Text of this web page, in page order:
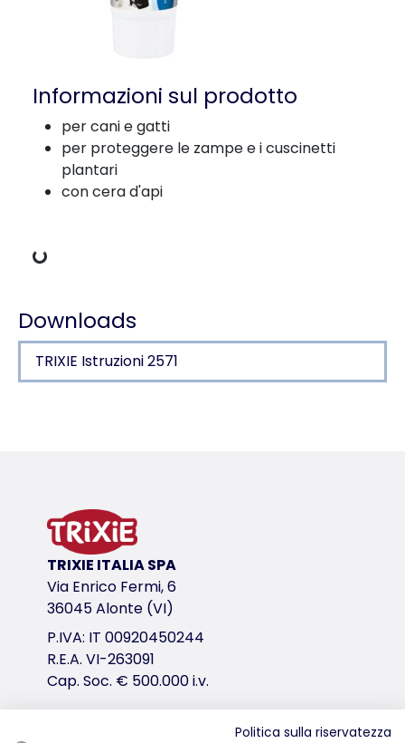
Informazioni sul prodotto
per cani e gatti
per proteggere le zampe e i cuscinetti
plantari
con cera d'api
Dati di carico
Downloads
TRIXIE Istruzioni 2571
con cera d'api
variante di prodotto
variante di prodotto: numero unico del
Contenuto
50 ml
link per il download
TRIXIE Istruzioni 2571
TRIXIE ITALIA SPA
Via Enrico Fermi, 6
36045 Alonte (VI)
P.IVA: IT 00920450244
R.E.A. VI-263091
Cap. Soc. € 500.000 i.v.
Politica sulla riservatezza